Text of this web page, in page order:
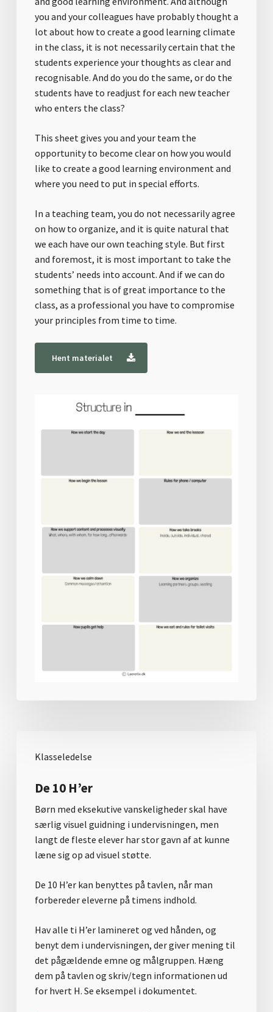
you and your colleagues have probably thought a
lot about how to create a good learning climate
in the class, it is not necessarily certain that the
students experience your thoughts as clear and
recognisable. And do you do the same, or do the
students have to readjust for each new teacher
who enters the class?
This sheet gives you and your team the
opportunity to become clear on how you would
like to create a good learning environment and
where you need to put in special efforts.
In a teaching team, you do not necessarily agree
on how to organize, and it is quite natural that
we each have our own teaching style. But first
and foremost, it is most important to take the
students’ needs into account. And if we can do
something that is of great importance to the
class, as a professional you have to compromise
your principles from time to time.
Hent materialet
Klasseledelse
De 10 H’er
Børn med eksekutive vanskeligheder skal have
særlig visuel guidning i undervisningen, men
langt de fleste elever har stor gavn af at kunne
læne sig op ad visuel støtte.
De 10 H’er kan benyttes på tavlen, når man
forbereder eleverne på timens indhold.
Hav alle ti H’er lamineret og ved hånden, og
benyt dem i undervisningen, der giver mening til
det pågældende emne og målgruppen. Hæng
dem på tavlen og skriv/tegn informationen ud
for hvert H. Se eksempel i dokumentet.